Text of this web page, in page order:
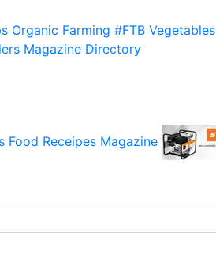
Organic Farming #FTB Vegetables
Magazine Directory
Food Receipes Magazine